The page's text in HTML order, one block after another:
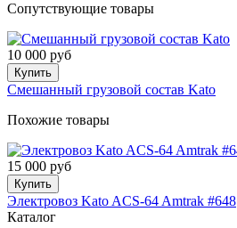
Сопутствующие товары
10 000 руб
Купить
Смешанный грузовой состав Kato
Похожие товары
15 000 руб
Купить
Электровоз Kato ACS-64 Amtrak #648
Каталог